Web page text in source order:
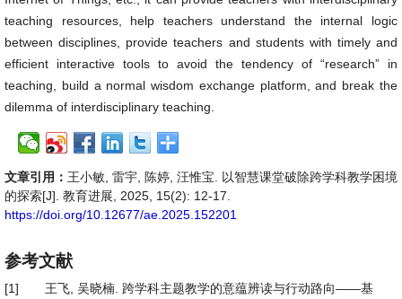
teaching resources, help teachers understand the internal logic
between disciplines, provide teachers and students with timely and
efficient interactive tools to avoid the tendency of “research” in
teaching, build a normal wisdom exchange platform, and break the
dilemma of interdisciplinary teaching.
文章引用： 王小敏, 雷宇, 陈婷, 汪惟宝. 以智慧课堂破除跨学科教学困境
的探索[J]. 教育进展, 2025, 15(2): 12-17.
https://doi.org/10.12677/ae.2025.152201
参考文献
[1]
王飞, 吴晓楠. 跨学科主题教学的意蕴辨读与行动路向——基